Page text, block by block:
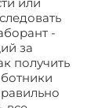
-
за
получить